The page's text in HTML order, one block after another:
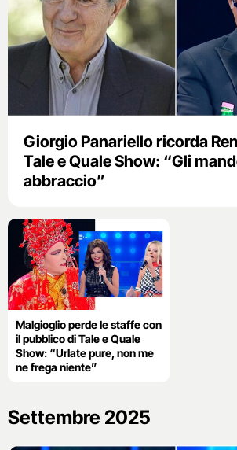
Giorgio Panariello ricorda
Tale e Quale Show: “Gli
abbraccio”
Malgioglio perde le staffe con
il pubblico di Tale e Quale
Show: “Urlate pure, non me
ne frega niente”
Settembre 2025